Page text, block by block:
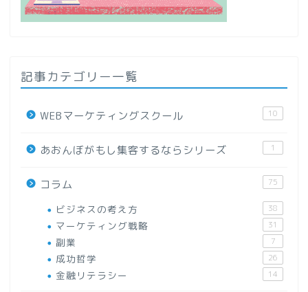
記事カテゴリー一覧
WEBマーケティングスクール 10
あおんぼがもし集客するならシリーズ 1
コラム 75
ビジネスの考え方 38
マーケティング戦略 31
副業 7
成功哲学 26
金融リテラシー 14